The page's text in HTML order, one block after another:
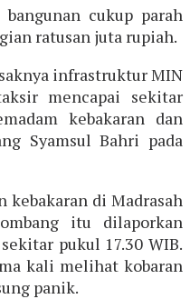
cukup parah
ratusan juta rupiah.
infrastruktur MIN
mencapai sekitar
kebakaran dan
Syamsul Bahri pada
di Madrasah
itu dilaporkan
pukul 17.30 WIB.
kali melihat kobaran
panik.